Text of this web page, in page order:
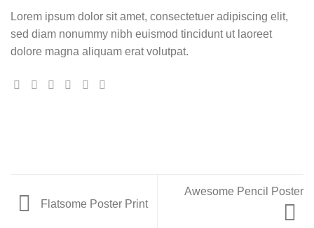
Lorem ipsum dolor sit amet, consectetuer adipiscing elit,
sed diam nonummy nibh euismod tincidunt ut laoreet
dolore magna aliquam erat volutpat.
Flatsome Poster Print
Awesome Pencil Poster